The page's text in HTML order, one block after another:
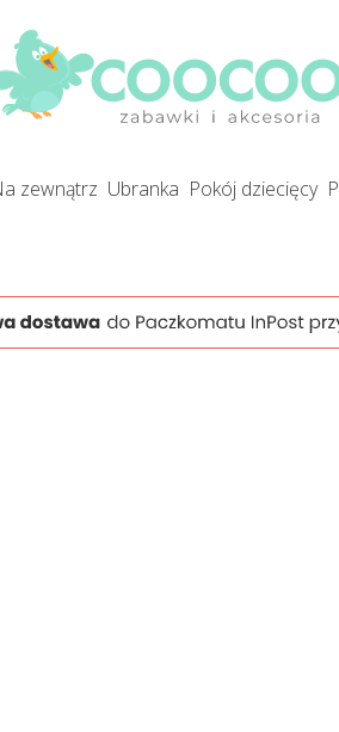
na zewnątrz ubranka pokój dziecięcy